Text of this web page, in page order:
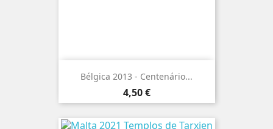
Bélgica 2013 - Centenário...
Preço
4,50 €